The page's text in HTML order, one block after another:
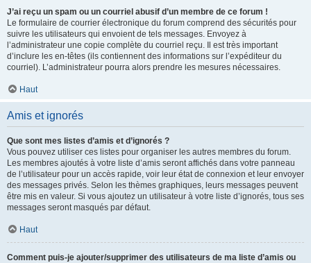
J’ai reçu un spam ou un courriel abusif d’un membre de ce forum !
Le formulaire de courrier électronique du forum comprend des sécurités pour
suivre les utilisateurs qui envoient de tels messages. Envoyez à
l’administrateur une copie complète du courriel reçu. Il est très important
d’inclure les en-têtes (ils contiennent des informations sur l’expéditeur du
courriel). L’administrateur pourra alors prendre les mesures nécessaires.
Haut
Amis et ignorés
Que sont mes listes d’amis et d’ignorés ?
Vous pouvez utiliser ces listes pour organiser les autres membres du forum.
Les membres ajoutés à votre liste d’amis seront affichés dans votre panneau
de l’utilisateur pour un accès rapide, voir leur état de connexion et leur envoyer
des messages privés. Selon les thèmes graphiques, leurs messages peuvent
être mis en valeur. Si vous ajoutez un utilisateur à votre liste d’ignorés, tous ses
messages seront masqués par défaut.
Haut
Comment puis-je ajouter/supprimer des utilisateurs de ma liste d’amis ou